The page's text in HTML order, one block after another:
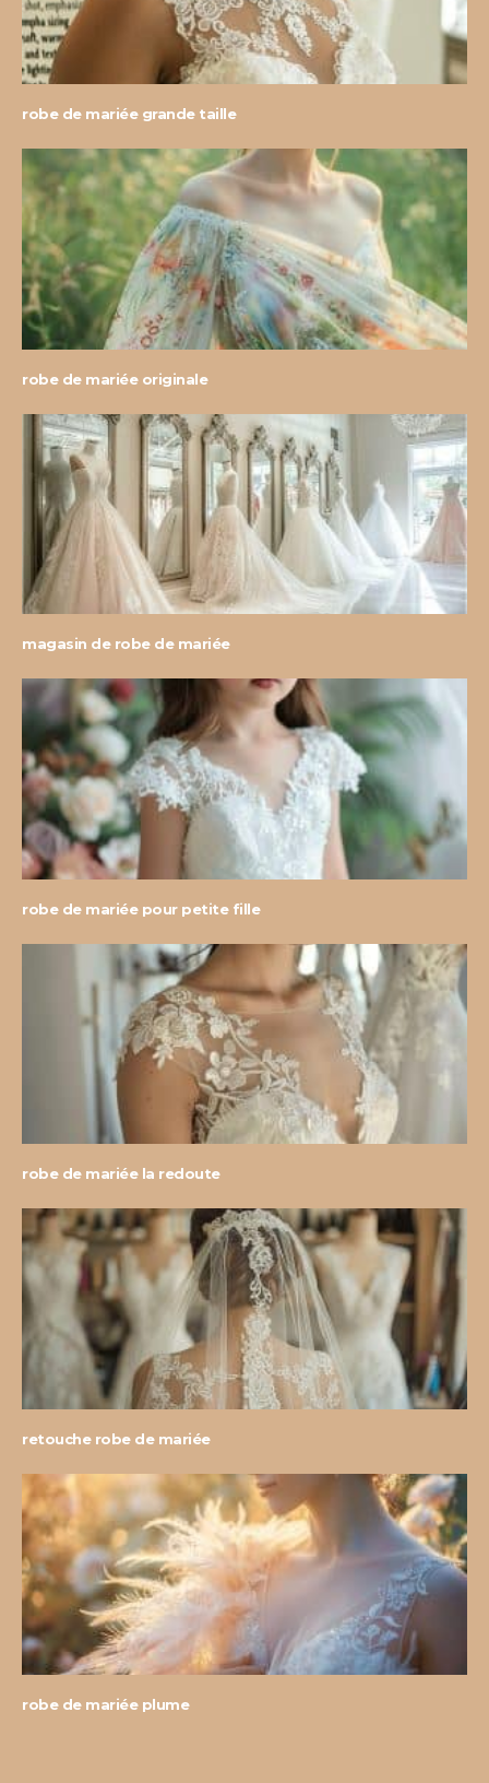
robe de mariée grande taille
robe de mariée originale
magasin de robe de mariée
robe de mariée pour petite fille
robe de mariée la redoute
retouche robe de mariée
robe de mariée plume